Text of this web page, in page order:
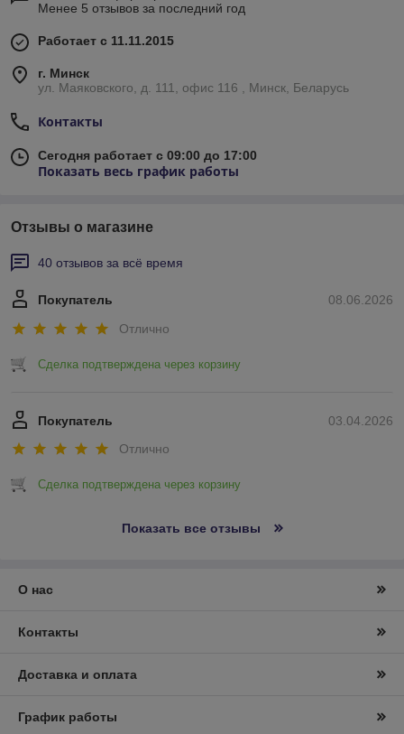
Менее 5 отзывов за последний год
Работает с 11.11.2015
г. Минск
ул. Маяковского, д. 111, офис 116 , Минск, Беларусь
Контакты
Сегодня работает с 09:00 до 17:00
Показать весь график работы
Отзывы о магазине
40 отзывов за всё время
08.06.2026
Покупатель
Отлично
Сделка подтверждена через корзину
03.04.2026
Покупатель
Отлично
Сделка подтверждена через корзину
Показать все отзывы
О нас
Контакты
Доставка и оплата
График работы